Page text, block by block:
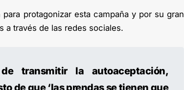
protagonizar esta campaña y por su gran
a través de las redes sociales.
transmitir la autoaceptación,
de que ‘las prendas se tienen que